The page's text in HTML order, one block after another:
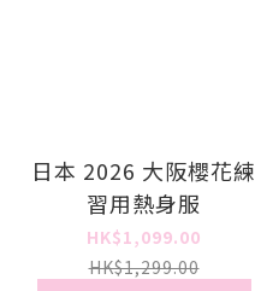
日本 2026 大阪櫻花練
習用熱身服
HK$1,099.00
HK$1,299.00